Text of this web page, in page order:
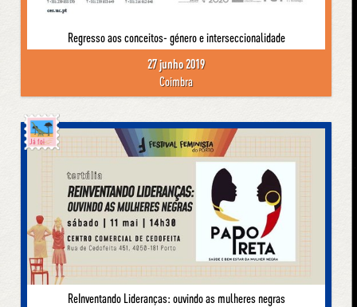
Regresso aos conceitos- género e interseccionalidade
27 junho 2019
Coimbra
Já foi
ReInventando Lideranças: ouvindo as mulheres negras